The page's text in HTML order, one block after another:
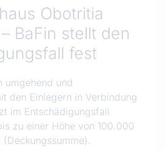
Obotritia
BaFin stellt den
fest
umgehend und
den Einlegern in Verbindung
im Entschädigungsfall
zu einer Höhe von 100.000